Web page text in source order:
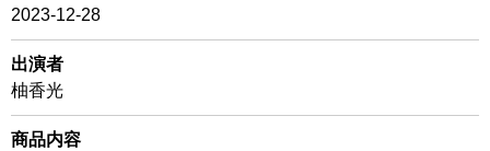
2023-12-28
出演者
柚香光
商品内容